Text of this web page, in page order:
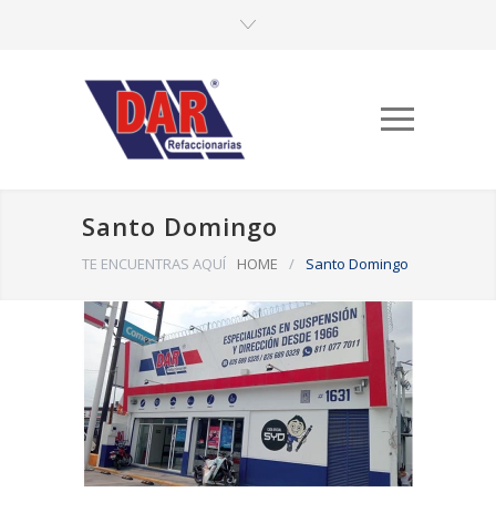
Santo Domingo
TE ENCUENTRAS AQUÍ HOME / Santo Domingo